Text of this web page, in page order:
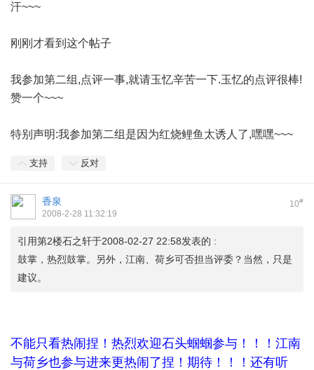
汗~~~
刚刚才看到这个帖子
我参加第二组,点评一事,就请玉忆辛苦一下.玉忆的点评很棒!
赞一个~~~
特别声明:我参加第二组是因为红烧鲤鱼太诱人了,嘿嘿~~~
支持 反对
10#
香泉
2008-2-28 11:32:19
引用第2楼石之轩于2008-02-27 22:58发表的 :
鼓掌，热烈鼓掌。另外，江南、荷乡可否担当评委？当然，只是
建议。
不能只看热闹捏！热烈欢迎石头蝈蝈参与！！！江南
与荷乡也参与进来更热闹了捏！期待！！！还有听